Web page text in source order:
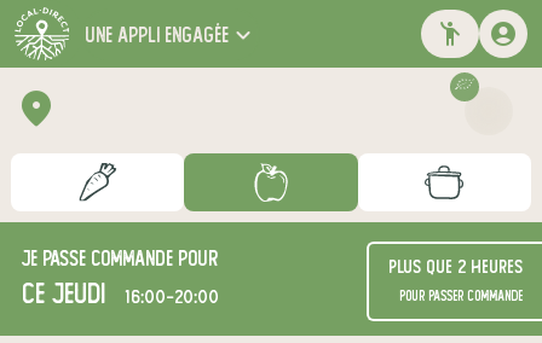
une appli engagée
Je passe commande pour
ce jeudi 16:00-20:00
Plus que 2 heures
pour passer commande